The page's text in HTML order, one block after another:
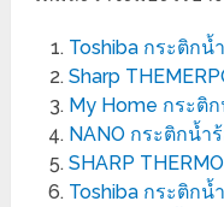
Toshiba กระติกน้
Sharp
My Home กระติ
NANO กระติกน้
SHARP
Toshiba กระติกน้